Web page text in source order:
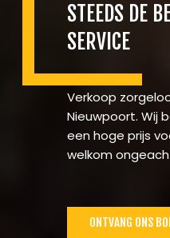
STEEDS DE
SERVICE
Verkoop
Nieuwpoort. Wij
een hoge prijs
welkom
ONTVANG ONS